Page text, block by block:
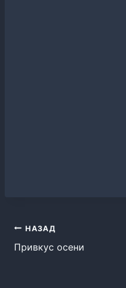
Навигация
по
НАЗАД
Привкус осени